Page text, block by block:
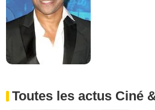
Toutes les actus Ciné